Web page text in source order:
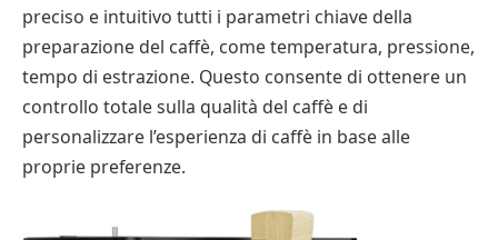
preciso e intuitivo tutti i parametri chiave della
preparazione del caffè, come temperatura, pressione,
tempo di estrazione. Questo consente di ottenere un
controllo totale sulla qualità del caffè e di
personalizzare l’esperienza di caffè in base alle
proprie preferenze.